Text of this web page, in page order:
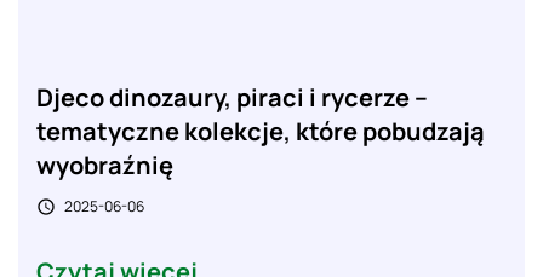
Djeco dinozaury, piraci i rycerze –
tematyczne kolekcje, które pobudzają
wyobraźnię
 2025-06-06